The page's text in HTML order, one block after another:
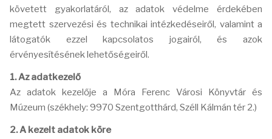
követett gyakorlatáról, az adatok védelme érdekében
megtett szervezési és technikai intézkedéseiről, valamint a
látogatók ezzel kapcsolatos jogairól, és azok
érvényesítésének lehetőségeiről.
1. Az adatkezelő
Az adatok kezelője a Móra Ferenc Városi Könyvtár és
Múzeum (székhely: 9970 Szentgotthárd, Széll Kálmán tér 2.)
2. A kezelt adatok köre